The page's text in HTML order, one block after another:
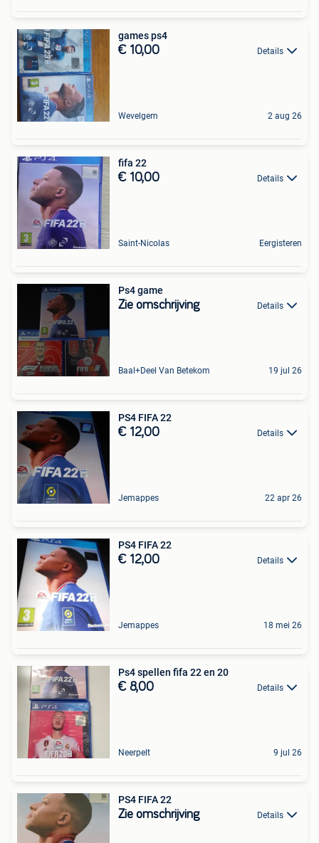
games ps4
€ 10,00 Details
Wevelgem 2 aug 26
fifa 22
€ 10,00 Details
Saint-Nicolas Eergisteren
Ps4 game
Zie omschrijving Details
Baal+Deel Van Betekom 19 jul 26
PS4 FIFA 22
€ 12,00 Details
Jemappes 22 apr 26
PS4 FIFA 22
€ 12,00 Details
Jemappes 18 mei 26
Ps4 spellen fifa 22 en 20
€ 8,00 Details
Neerpelt 9 jul 26
PS4 FIFA 22
Zie omschrijving Details